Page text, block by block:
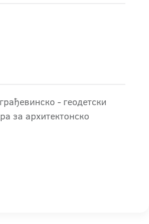
- геодетски
за архитектонско